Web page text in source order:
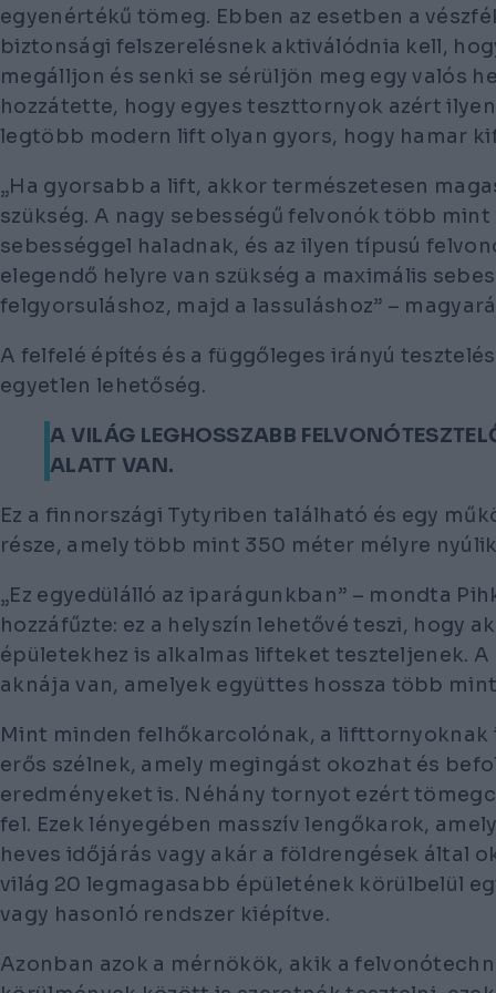
egyenértékű tömeg. Ebben az esetben a
biztonsági felszerelésnek aktiválódnia kell,
megálljon és senki se sérüljön meg egy valós
hozzátette, hogy egyes teszttornyok azért
legtöbb modern lift olyan gyors, hogy hamar
„Ha gyorsabb a lift, akkor természetesen
szükség. A nagy sebességű felvonók több
sebességgel haladnak, és az ilyen típusú
elegendő helyre van szükség a maximális
felgyorsuláshoz, majd a lassuláshoz” –
A felfelé építés és a függőleges irányú
egyetlen lehetőség.
A VILÁG LEGHOSSZABB
ALATT VAN.
Ez a finnországi Tytyriben található és egy
része, amely több mint 350 méter mélyre
„Ez egyedülálló az iparágunkban” – mondta
hozzáfűzte: ez a helyszín lehetővé teszi, hogy
épületekhez is alkalmas lifteket teszteljenek. A
aknája van, amelyek együttes hossza több
Mint minden felhőkarcolónak, a lifttornyoknak
erős szélnek, amely megingást okozhat és
eredményeket is. Néhány tornyot ezért
fel. Ezek lényegében masszív lengőkarok,
heves időjárás vagy akár a földrengések által
világ 20 legmagasabb épületének körülbelül
vagy hasonló rendszer kiépítve.
Azonban azok a mérnökök, akik a